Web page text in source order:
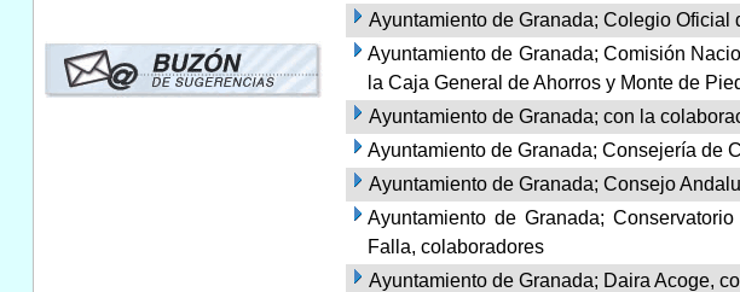
Ayuntamiento de Granada; Colegio Oficial
Ayuntamiento de Granada; Comisión
la Caja General de Ahorros y Monte de
Ayuntamiento de Granada; con la
Ayuntamiento de Granada; Consejería de
Ayuntamiento de Granada; Consejo
Ayuntamiento de Granada;
Falla, colaboradores
Ayuntamiento de Granada; Daira Acoge,